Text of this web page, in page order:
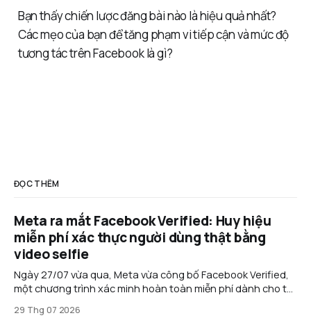
Bạn thấy chiến lược đăng bài nào là hiệu quả nhất?
Các mẹo của bạn để tăng phạm vi tiếp cận và mức độ
tương tác trên Facebook là gì?
ĐỌC THÊM
Meta ra mắt Facebook Verified: Huy hiệu
miễn phí xác thực người dùng thật bằng
video selfie
Ngày 27/07 vừa qua, Meta vừa công bố Facebook Verified,
một chương trình xác minh hoàn toàn miễn phí dành cho tài
thuê bao như Meta Verified, tính năng mới sử dụng video
29 Thg 07 2026